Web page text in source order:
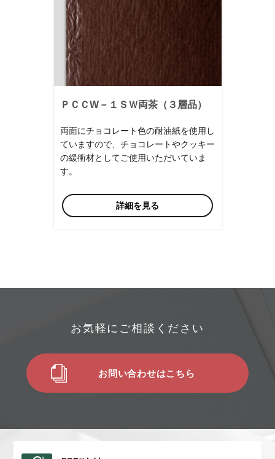
ＰＣＣW－１ＳＷ両茶（３層品）
両面にチョコレート色の耐油紙を使用し
ていますので、チョコレートやクッキー
の緩衝材としてご使用いただいていま
す。
詳細を見る
お気軽にご相談ください
お問い合わせはこちら